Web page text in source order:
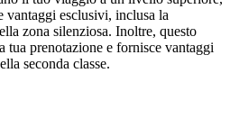
esclusivi, inclusa la
zona silenziosa. Inoltre, questo
prenotazione e fornisce vantaggi
seconda classe.